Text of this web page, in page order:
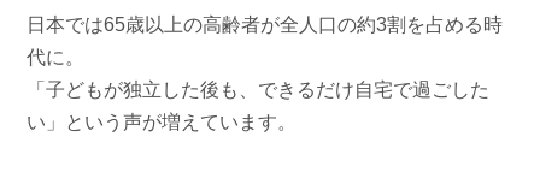
日本では65歳以上の高齢者が全人口の約3割を占める時
代に。
「子どもが独立した後も、できるだけ自宅で過ごした
い」という声が増えています。